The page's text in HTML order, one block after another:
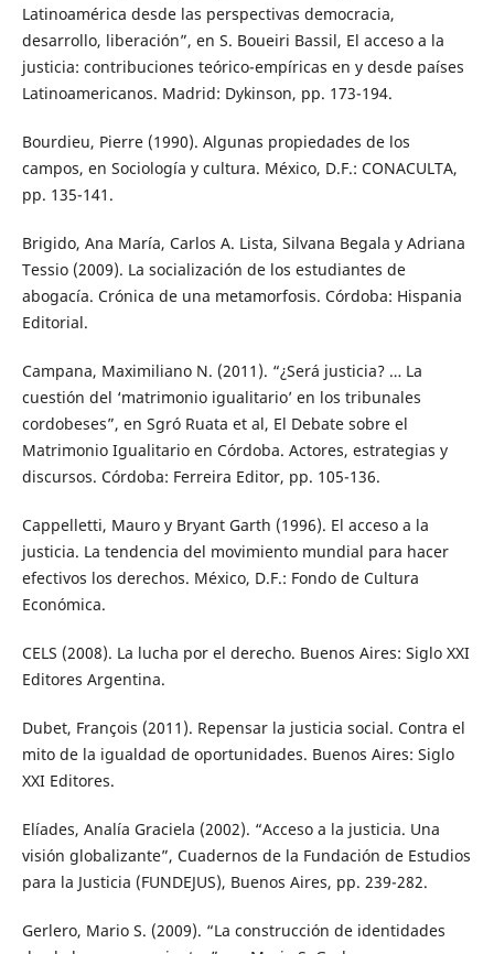
Latinoamérica desde las perspectivas democracia,
desarrollo, liberación”, en S. Boueiri Bassil, El acceso a la
justicia: contribuciones teórico-empíricas en y desde países
Latinoamericanos. Madrid: Dykinson, pp. 173-194.
Bourdieu, Pierre (1990). Algunas propiedades de los
campos, en Sociología y cultura. México, D.F.: CONACULTA,
pp. 135-141.
Brigido, Ana María, Carlos A. Lista, Silvana Begala y Adriana
Tessio (2009). La socialización de los estudiantes de
abogacía. Crónica de una metamorfosis. Córdoba: Hispania
Editorial.
Campana, Maximiliano N. (2011). “¿Será justicia? … La
cuestión del ‘matrimonio igualitario’ en los tribunales
cordobeses”, en Sgró Ruata et al, El Debate sobre el
Matrimonio Igualitario en Córdoba. Actores, estrategias y
discursos. Córdoba: Ferreira Editor, pp. 105-136.
Cappelletti, Mauro y Bryant Garth (1996). El acceso a la
justicia. La tendencia del movimiento mundial para hacer
efectivos los derechos. México, D.F.: Fondo de Cultura
Económica.
CELS (2008). La lucha por el derecho. Buenos Aires: Siglo XXI
Editores Argentina.
Dubet, François (2011). Repensar la justicia social. Contra el
mito de la igualdad de oportunidades. Buenos Aires: Siglo
XXI Editores.
Elíades, Analía Graciela (2002). “Acceso a la justicia. Una
visión globalizante”, Cuadernos de la Fundación de Estudios
para la Justicia (FUNDEJUS), Buenos Aires, pp. 239-282.
Gerlero, Mario S. (2009). “La construcción de identidades